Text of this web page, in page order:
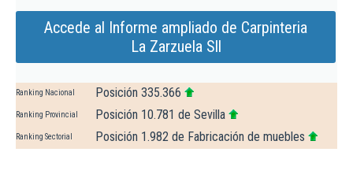
Accede al Informe ampliado de Carpinteria
La Zarzuela Sll
Ranking Nacional Posición 335.366
Ranking Provincial Posición 10.781 de Sevilla
Ranking Sectorial Posición 1.982 de Fabricación de muebles